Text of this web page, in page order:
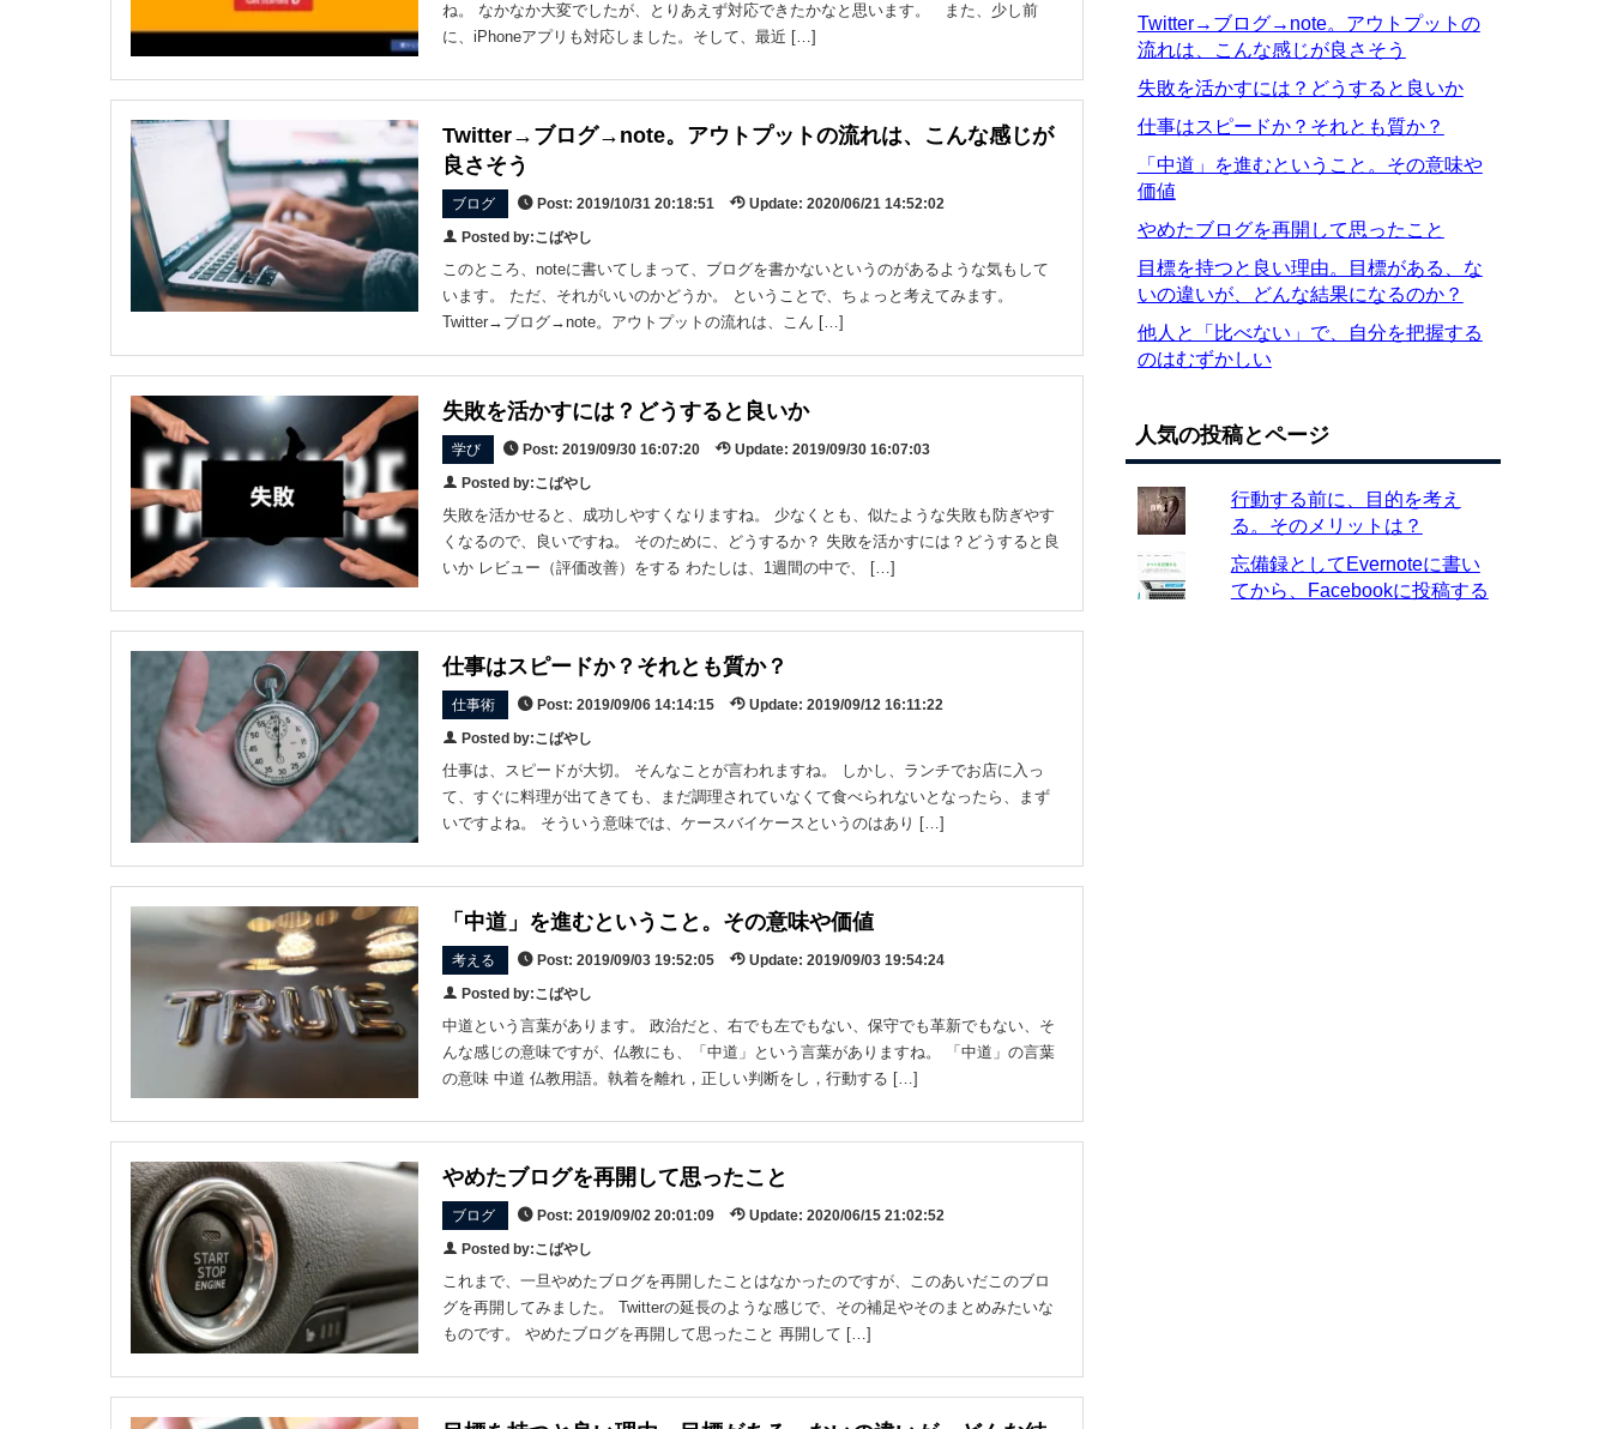
ね。 なかなか大変でしたが、とりあえず対応できたかなと思います。 また、少し前
に、iPhoneアプリも対応しました。そして、最近 […]
Twitter→ブログ→note。アウトプットの流れは、こんな感じが
良さそう
ブログ Post: 2019/10/31 20:18:51 Update: 2020/06/21 14:52:02
Posted by:こばやし
このところ、noteに書いてしまって、ブログを書かないというのがあるような気もして
います。 ただ、それがいいのかどうか。 ということで、ちょっと考えてみます。
Twitter→ブログ→note。アウトプットの流れは、こん […]
失敗を活かすには？どうすると良いか
学び Post: 2019/09/30 16:07:20 Update: 2019/09/30 16:07:03
Posted by:こばやし
失敗を活かせると、成功しやすくなりますね。 少なくとも、似たような失敗も防ぎやす
くなるので、良いですね。 そのために、どうするか？ 失敗を活かすには？どうすると良
いか レビュー（評価改善）をする わたしは、1週間の中で、 […]
仕事はスピードか？それとも質か？
仕事術 Post: 2019/09/06 14:14:15 Update: 2019/09/12 16:11:22
Posted by:こばやし
仕事は、スピードが大切。 そんなことが言われますね。 しかし、ランチでお店に入っ
て、すぐに料理が出てきても、まだ調理されていなくて食べられないとなったら、まず
いですよね。 そういう意味では、ケースバイケースというのはあり […]
「中道」を進むということ。その意味や価値
考える Post: 2019/09/03 19:52:05 Update: 2019/09/03 19:54:24
Posted by:こばやし
中道という言葉があります。 政治だと、右でも左でもない、保守でも革新でもない、そ
んな感じの意味ですが、仏教にも、「中道」という言葉がありますね。 「中道」の言葉
の意味 中道 仏教用語。執着を離れ，正しい判断をし，行動する […]
やめたブログを再開して思ったこと
ブログ Post: 2019/09/02 20:01:09 Update: 2020/06/15 21:02:52
Posted by:こばやし
これまで、一旦やめたブログを再開したことはなかったのですが、このあいだこのブロ
グを再開してみました。 Twitterの延長のような感じで、その補足やそのまとめみたいな
ものです。 やめたブログを再開して思ったこと 再開して […]
Twitter→ブログ→note。アウトプットの
流れは、こんな感じが良さそう
失敗を活かすには？どうすると良いか
仕事はスピードか？それとも質か？
「中道」を進むということ。その意味や
価値
やめたブログを再開して思ったこと
目標を持つと良い理由。目標がある、な
いの違いが、どんな結果になるのか？
他人と「比べない」で、自分を把握する
のはむずかしい
人気の投稿とページ
行動する前に、目的を考え
る。そのメリットは？
忘備録としてEvernoteに書い
てから、Facebookに投稿する